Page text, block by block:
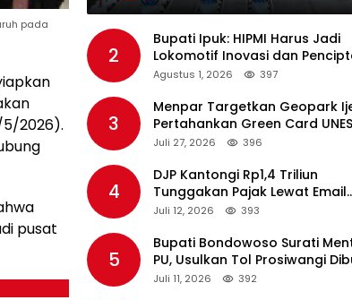
pada
5/2026).
pusat
Standar Pelayanan
2
Bupati Ipuk: HIPMI Harus Jadi
Lokomotif Inovasi dan
Lapangan Kerja
Agustus 1, 2026 397
3
Menpar Targetkan Geopark
Pertahankan Green Card
pada Revalidasi Agustus 2026
Juli 27, 2026 396
4
DJP Kantongi Rp1,4 Triliun
Tunggakan Pajak Lewat Email
Pengingat, Total Piutang Masih
Juli 12, 2026 393
5
Bupati Bondowoso Surati
PU, Usulkan Tol Prosiwangi
Sementara
Juli 11, 2026 392